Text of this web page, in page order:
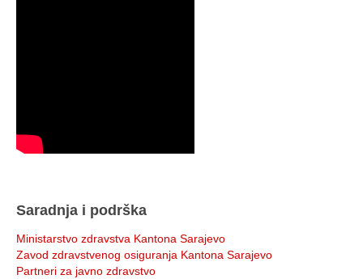
Saradnja i podrška
Ministarstvo zdravstva Kantona Sarajevo
Zavod zdravstvenog osiguranja Kantona Sarajevo
Partneri za javno zdravstvo